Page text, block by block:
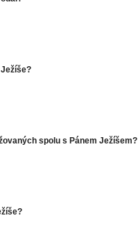
spolu s Pánem Ježíšem?